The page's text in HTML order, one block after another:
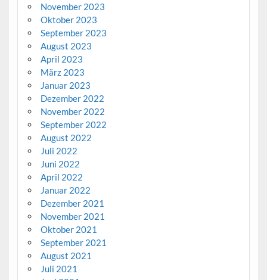
November 2023
Oktober 2023
September 2023
August 2023
April 2023
März 2023
Januar 2023
Dezember 2022
November 2022
September 2022
August 2022
Juli 2022
Juni 2022
April 2022
Januar 2022
Dezember 2021
November 2021
Oktober 2021
September 2021
August 2021
Juli 2021